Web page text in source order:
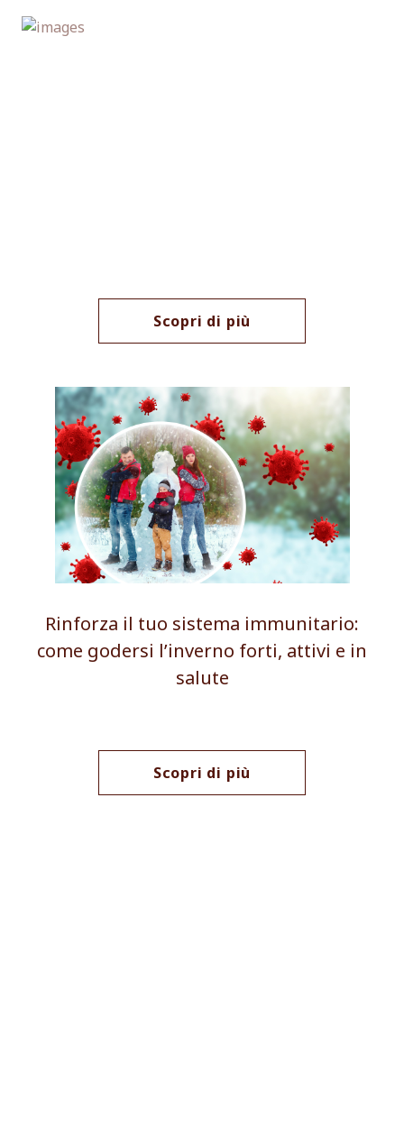
Scopri di più
Rinforza il tuo sistema immunitario:
come godersi l’inverno forti, attivi e in
salute
Scopri di più